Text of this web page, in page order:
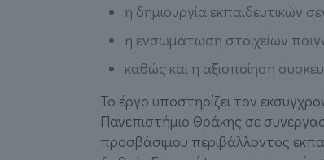
η δημιουργία εκπαιδευτικών
η ενσωμάτωση στοιχείων
καθώς και η αξιοποίηση
Το έργο υποστηρίζει τον
Πανεπιστήμιο Θράκης σε
προσβάσιμου περιβάλλοντος